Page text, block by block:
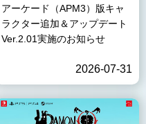
アーケード（APM3）版キャ
ラクター追加＆アップデート
Ver.2.01実施のお知らせ
2026-07-31